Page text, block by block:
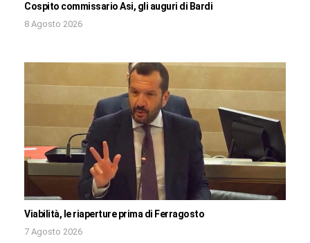
Cospito commissario Asi, gli auguri di Bardi
8 Agosto 2026
Viabilità, le riaperture prima di Ferragosto
7 Agosto 2026